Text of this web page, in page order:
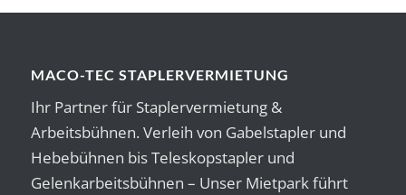
MACO-TEC STAPLERVERMIETUNG
Ihr Partner für Staplervermietung &
Arbeitsbühnen. Verleih von Gabelstapler und
Hebebühnen bis Teleskopstapler und
Gelenkarbeitsbühnen – Unser Mietpark führt